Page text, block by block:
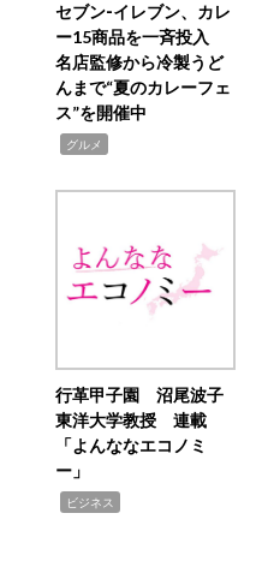
セブン‐イレブン、カレ
ー15商品を一斉投入
名店監修から冷製うど
んまで“夏のカレーフェ
ス”を開催中
グルメ
行革甲子園 沼尾波子
東洋大学教授 連載
「よんななエコノミ
ー」
ビジネス